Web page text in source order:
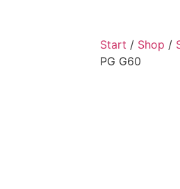
Start / Shop /
PG G60